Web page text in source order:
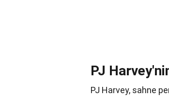
PJ
PJ Harvey, sahne